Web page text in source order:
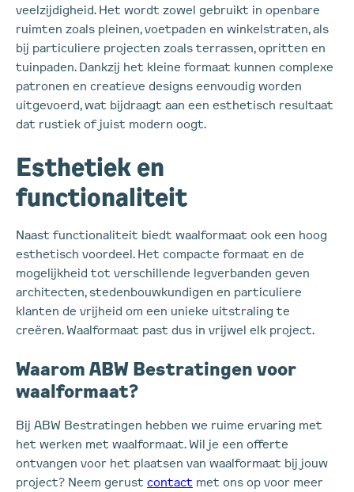
veelzijdigheid. Het wordt zowel gebruikt in openbare
ruimten zoals pleinen, voetpaden en winkelstraten, als
bij particuliere projecten zoals terrassen, opritten en
tuinpaden. Dankzij het kleine formaat kunnen complexe
patronen en creatieve designs eenvoudig worden
uitgevoerd, wat bijdraagt aan een esthetisch resultaat
dat rustiek of juist modern oogt.
Esthetiek en
functionaliteit
Naast functionaliteit biedt waalformaat ook een hoog
esthetisch voordeel. Het compacte formaat en de
mogelijkheid tot verschillende legverbanden geven
architecten, stedenbouwkundigen en particuliere
klanten de vrijheid om een unieke uitstraling te
creëren. Waalformaat past dus in vrijwel elk project.
Waarom ABW Bestratingen voor
waalformaat?
Bij ABW Bestratingen hebben we ruime ervaring met
het werken met waalformaat. Wil je een offerte
ontvangen voor het plaatsen van waalformaat bij jouw
project? Neem gerust contact met ons op voor meer